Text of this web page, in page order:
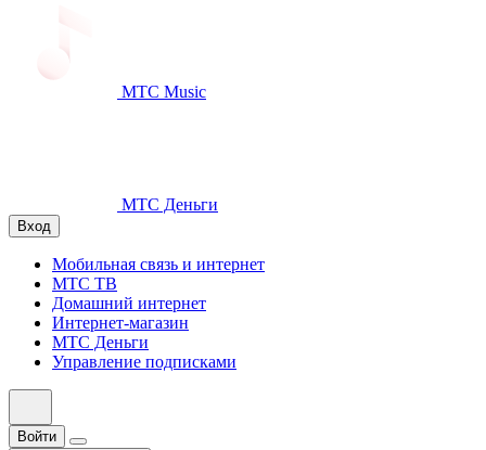
МТС Music
МТС Деньги
Вход
Мобильная связь и интернет
МТС ТВ
Домашний интернет
Интернет-магазин
МТС Деньги
Управление подписками
Войти